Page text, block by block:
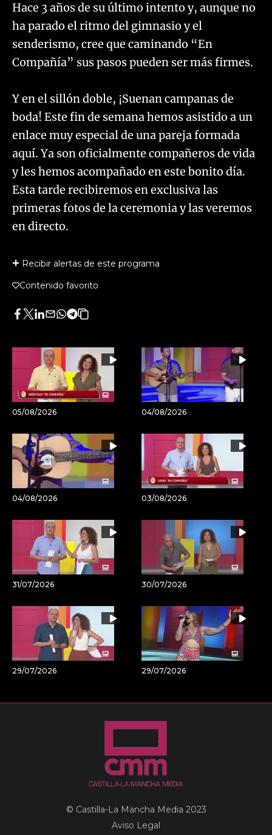
Hace 3 años de su último intento y, aunque no
ha parado el ritmo del gimnasio y el
senderismo, cree que caminando “En
Compañía” sus pasos pueden ser más firmes.
Y en el sillón doble, ¡Suenan campanas de
boda! Este fin de semana hemos asistido a un
enlace muy especial de una pareja formada
aquí. Ya son oficialmente compañeros de vida
y les hemos acompañado en este bonito día.
Esta tarde recibiremos en exclusiva las
primeras fotos de la ceremonia y las veremos
en directo.
Recibir alertas de este programa
Contenido favorito
Facebook
Twitter
LinkedIn
Enviar
Whatsapp
Telegram
Copiar
artículo
05/08/2026 04/08/2026
04/08/2026 03/08/2026
31/07/2026 30/07/2026
29/07/2026 29/07/2026
© Castilla-La Mancha Media 2023
Aviso Legal